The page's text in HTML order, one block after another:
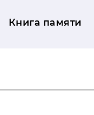
Книга памяти